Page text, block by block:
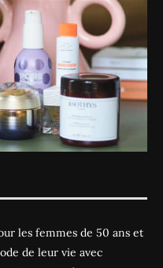
les femmes de 50 ans et
de leur vie avec